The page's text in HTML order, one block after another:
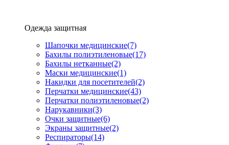
Одежда защитная
Шапочки медицинские(7)
Бахилы полиэтиленовые(17)
Бахилы нетканные(2)
Маски медицинские(1)
Накидки для посетителей(2)
Перчатки медицинские(43)
Перчатки полиэтиленовые(2)
Нарукавники(3)
Очки защитные(6)
Экраны защитные(2)
Рeспираторы(14)